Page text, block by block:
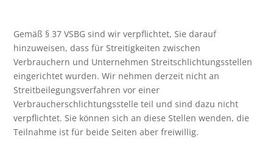
Gemäß § 37 VSBG sind wir verpflichtet, Sie darauf
hinzuweisen, dass für Streitigkeiten zwischen
Verbrauchern und Unternehmen Streitschlichtungsstellen
eingerichtet wurden. Wir nehmen derzeit nicht an
Streitbeilegungsverfahren vor einer
Verbraucherschlichtungsstelle teil und sind dazu nicht
verpflichtet. Sie können sich an diese Stellen wenden, die
Teilnahme ist für beide Seiten aber freiwillig.